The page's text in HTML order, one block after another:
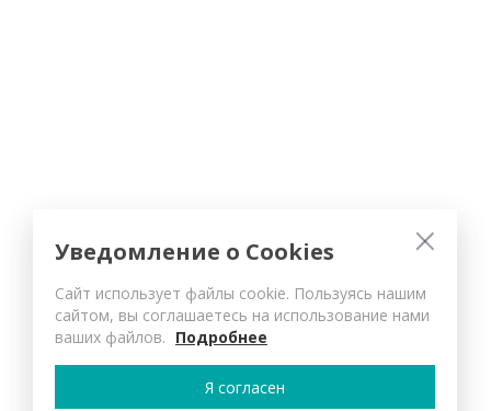
Уведомление о Cookies
Сайт использует файлы cookie. Пользуясь нашим
сайтом, вы соглашаетесь на использование нами
ваших файлов. Подробнее
Я согласен